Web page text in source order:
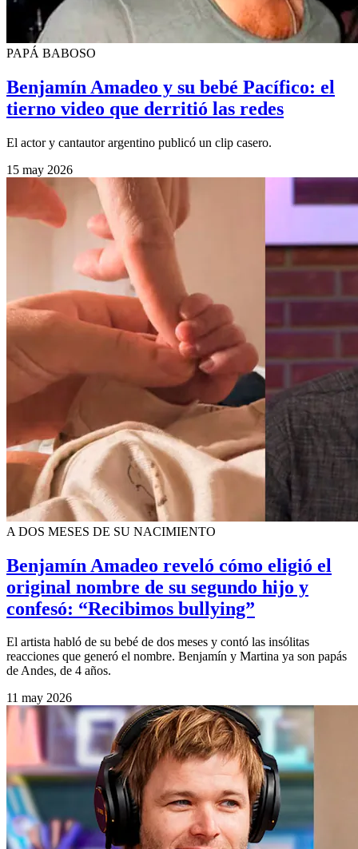
PAPÁ BABOSO
Benjamín Amadeo y su bebé Pacífico: el
tierno video que derritió las redes
El actor y cantautor argentino publicó un clip casero.
15 may 2026
A DOS MESES DE SU NACIMIENTO
Benjamín Amadeo reveló cómo eligió el
original nombre de su segundo hijo y
confesó: “Recibimos bullying”
El artista habló de su bebé de dos meses y contó las insólitas
reacciones que generó el nombre. Benjamín y Martina ya son papás
de Andes, de 4 años.
11 may 2026